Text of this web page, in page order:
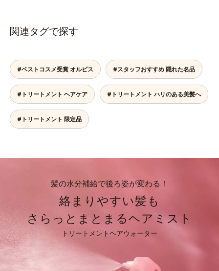
関連タグで探す
#ベストコスメ受賞 オルビス #スタッフおすすめ 隠れた名品
#トリートメント ヘアケア #トリートメント ハリのある美髪へ
#トリートメント 限定品
髪の水分補給で後ろ姿が変わる！
絡まりやすい髪も
さらっとまとまるヘアミスト
トリートメントヘアウォーター